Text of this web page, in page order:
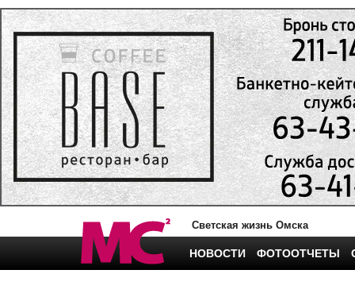
Светская жизнь Омска
НОВОСТИ ФОТООТЧЕТЫ